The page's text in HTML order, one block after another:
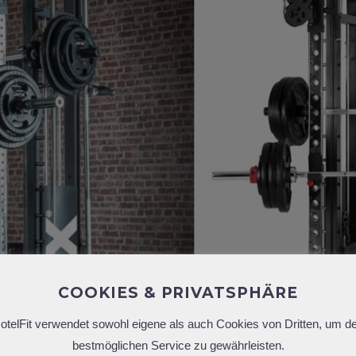
COOKIES & PRIVATSPHÄRE
verwendet sowohl eigene als auch Cookies von Dritten, um
bestmöglichen Service zu gewährleisten.